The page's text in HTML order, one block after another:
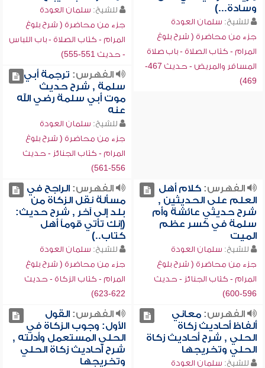
وسادة...)
للشيخ: سلمان العودة
جزء من محاضرة ( شرح بلوغ
المرام - كتاب الصلاة - باب صلاة
المسافر والمريض - حديث 467-
469)
للشيخ: سلمان العودة
جزء من محاضرة ( شرح بلوغ
المرام - كتاب الصلاة - باب اللباس
- حديث 551-555)
الفهرس: ترجمة أبي
سلمة , شرح حديث
موت أبي سلمة رضي الله
عنه
للشيخ: سلمان العودة
جزء من محاضرة ( شرح بلوغ
المرام - كتاب الجنائز - حديث
556-561)
الفهرس:كلام أهل
العلم على الحديثين ,
شرح حديثي عائشة وأم
سلمة في كسر عظم
الميت
للشيخ: سلمان العودة
جزء من محاضرة ( شرح بلوغ
المرام - كتاب الجنائز - حديث
596-600)
الفهرس:الراجح في
مسألة نقل الزكاة من
بلد إلى آخر , شرح حديث:
(إنك تأتي قوماً أهل
كتاب..)
للشيخ: سلمان العودة
جزء من محاضرة ( شرح بلوغ
المرام - كتاب الزكاة - حديث
622-623)
الفهرس:معاني
ألفاظ أحاديث زكاة
الحلي , شرح أحاديث زكاة
الحلي وتخريجها
للشيخ: سلمان العودة
الفهرس:القول
الأول: وجوب الزكاة في
الحلي المستعمل وأدلته ,
شرح أحاديث زكاة الحلي
وتخريجها